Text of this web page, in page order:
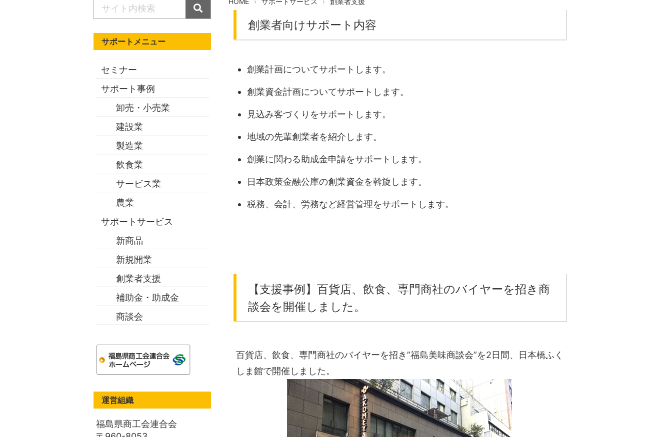
創業者向けサポート内容
創業計画についてサポートします。
創業資金計画についてサポートします。
見込み客づくりをサポートします。
地域の先輩創業者を紹介します。
創業に関わる助成金申請をサポートします。
日本政策金融公庫の創業資金を斡旋します。
税務、会計、労務など経営管理をサポートします。
【支援事例】百貨店、飲食、専門商社のバイヤーを招き商
談会を開催しました。
百貨店、飲食、専門商社のバイヤーを招き”福島美味商談会”を2日間、日本橋ふく
しま館で開催しました。
サポートメニュー
セミナー
サポート事例
卸売・小売業
建設業
製造業
飲食業
サービス業
農業
サポートサービス
新商品
新規開業
創業者支援
補助金・助成金
商談会
運営組織
福島県商工会連合会